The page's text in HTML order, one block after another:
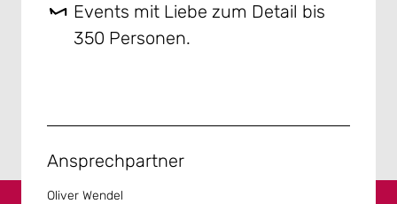
Events mit Liebe zum Detail bis
350 Personen.
Ansprechpartner
Oliver Wendel